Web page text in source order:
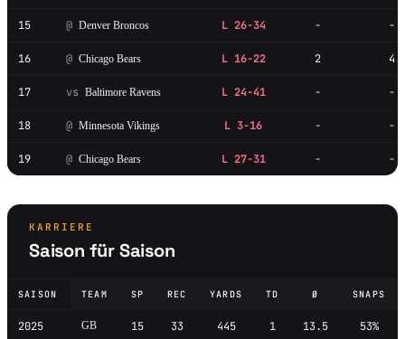
15 @ Denver Broncos L 26-34 - -
16 @ Chicago Bears L 16-22 2 4
17 vs Baltimore Ravens L 24-41 - -
18 @ Minnesota Vikings L 3-16 - -
19 @ Chicago Bears L 27-31 - -
KARRIERE
Saison für Saison
SAISON TEAM SP REC YARDS TD Ø SNAPS
2025 GB 15 33 445 1 13.5 53%